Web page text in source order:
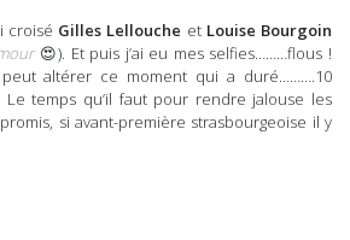
croisé Gilles Lellouche et Louise Bourgoin
😍). Et puis j’ai eu mes selfies………flous !
altérer ce moment qui a duré……….10
temps qu’il faut pour rendre jalouse les
si avant-première strasbourgeoise il y